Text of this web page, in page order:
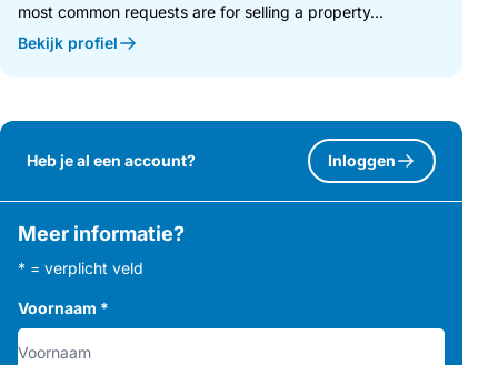
most common requests are for selling a property...
Bekijk profiel
Heb je al een account? Inloggen
Meer informatie?
* = verplicht veld
Voornaam *